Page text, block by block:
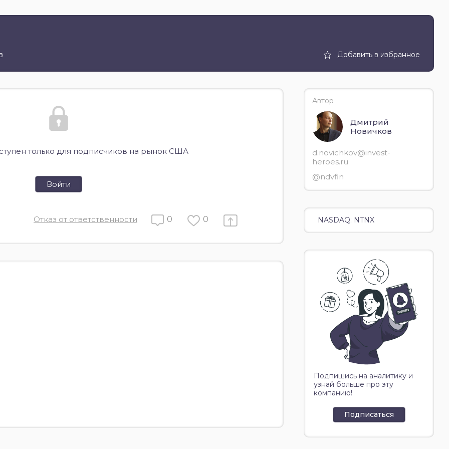
Добавить в избранное
только для подписчиков на рынок США
Войти
Отказ от ответственности 0 0
Автор
Дмитрий
Новичков
d.novichkov@invest-
heroes.ru
@ndvfin
NASDAQ: NTNX
Подпишись на аналитику и
узнай больше про эту
компанию!
Подписаться